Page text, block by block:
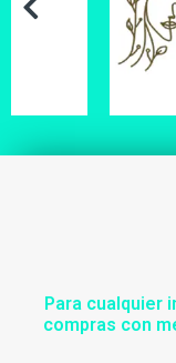
Para cualquier
compras con